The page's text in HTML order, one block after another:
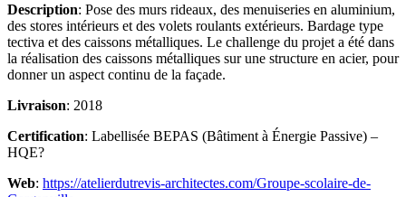
Description: Pose des murs rideaux, des menuiseries en aluminium,
des stores intérieurs et des volets roulants extérieurs. Bardage type
tectiva et des caissons métalliques. Le challenge du projet a été dans
la réalisation des caissons métalliques sur une structure en acier, pour
donner un aspect continu de la façade.
Livraison: 2018
Certification: Labellisée BEPAS (Bâtiment à Énergie Passive) –
HQE?
Web: https://atelierdutrevis-architectes.com/Groupe-scolaire-de-